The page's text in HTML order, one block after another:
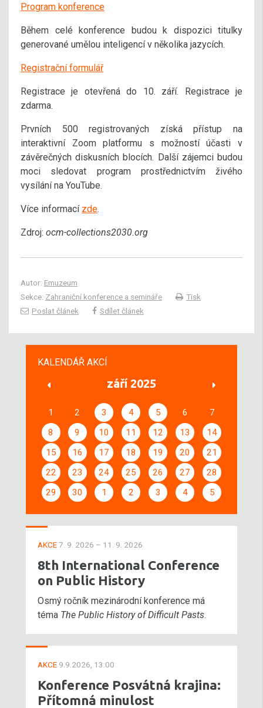
Program konference
Během celé konference budou k dispozici titulky
generované umělou inteligencí v několika jazycích.
Registrační formulář
Registrace je otevřená do 10. září. Registrace je
zdarma.
Prvních 500 registrovaných získá přístup na
interaktivní Zoom platformu s možností účasti v
závěrečných diskusních blocích. Další zájemci budou
moci sledovat program prostřednictvím živého
vysílání na YouTube.
Více informací zde.
Zdroj: ocm-collections2030.org
Autor: Emuzeum
Sekce: Zahraniční konference a semináře
Tisk
Poslat článek
Sdílet článek
KALENDÁŘ AKCÍ
září 2025
1 2 3 4 5 6
7
8
9 10 11 12 13
14
15
16 17 18 19 20
21
22
23 24 25 26 27
28
29
30 1 2 3 4 5
AKCE7. 9. 2026 – 11. 9. 2026
8th International Conference
on Public History
Osmý ročník mezinárodní konference má
téma The Public History of Difficult Pasts.
AKCE 9.9.2026, 13:00
Konference Posvátná krajina:
Přítomná minulost